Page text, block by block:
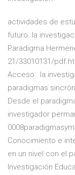
actividades de
futuro. la
Paradigma
21/33010131/
Acceso:. la
paradigmas
Desde el
investigador
Conocimiento e
en un nivel con el
Investigación